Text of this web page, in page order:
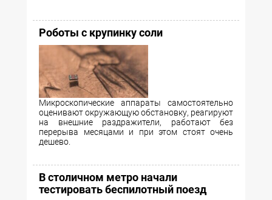
Роботы с крупинку соли
Микроскопические аппараты самостоятельно
оценивают окружающую обстановку, реагируют
на внешние раздражители, работают без
перерыва месяцами и при этом стоят очень
дешево.
В столичном метро начали
тестировать беспилотный поезд